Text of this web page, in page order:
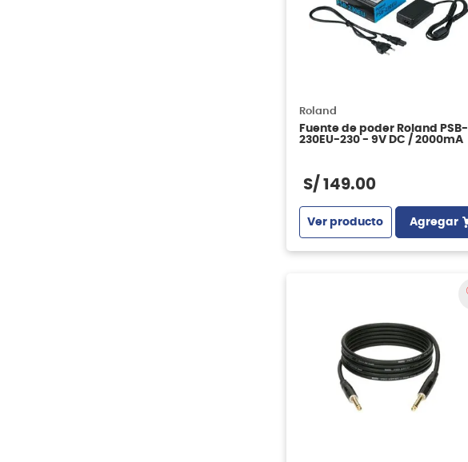
Roland
Fuente de poder Roland PSB-
230EU-230 - 9V DC / 2000mA
S/ 149.00
Ver producto Agregar